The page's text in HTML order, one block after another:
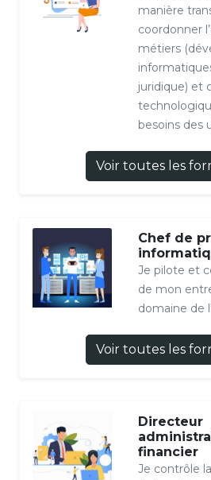
manière
coordonner
métiers
juridique) et
besoins des
Voir toutes les
Chef de
Je pilote et
de mon
domaine de
Voir toutes les
Directeur
financier
Je contrôle